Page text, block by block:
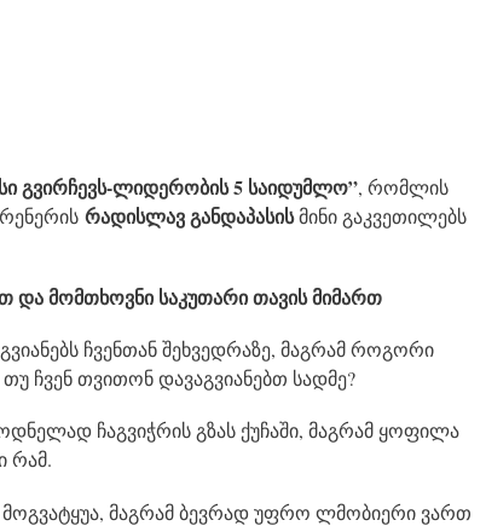
გვირჩევს-ლიდერობის 5 საიდუმლო”, რომლის
რადისლავ განდაპასისმინი გაკვეთილებს
და მომთხოვნი საკუთარი თავის მიმართ
ჩვენთან შეხვედრაზე, მაგრამ როგორი
ჩვენ თვითონ დავაგვიანებთ სადმე?
ჩაგვიჭრის გზას ქუჩაში, მაგრამ ყოფილა
რამ.
მაგრამ ბევრად უფრო ლმობიერი ვართ